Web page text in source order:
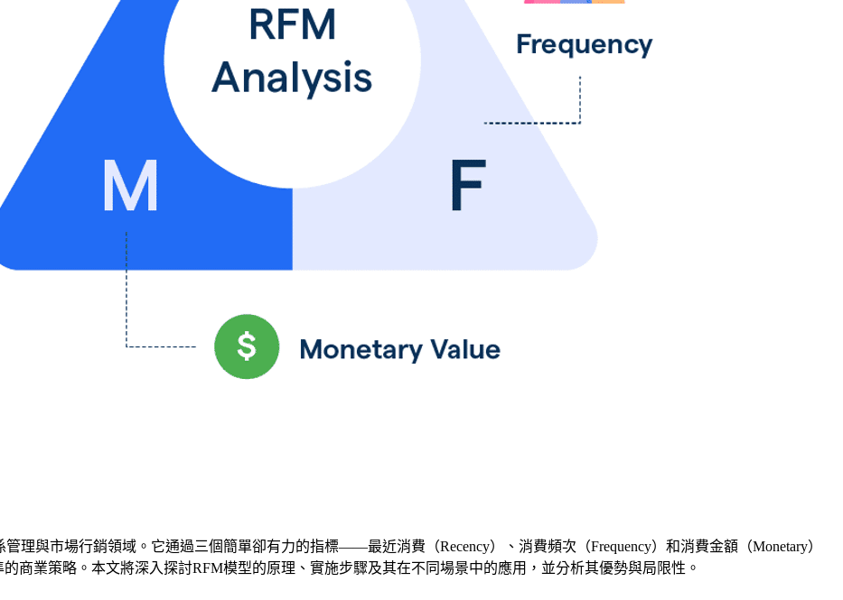
理與市場行銷領域。它通過三個簡單卻有力的指標——最近消費（Recency）、消費頻次（Frequency）和消費金額（Monetary）
業策略。本文將深入探討RFM模型的原理、實施步驟及其在不同場景中的應用，並分析其優勢與局限性。